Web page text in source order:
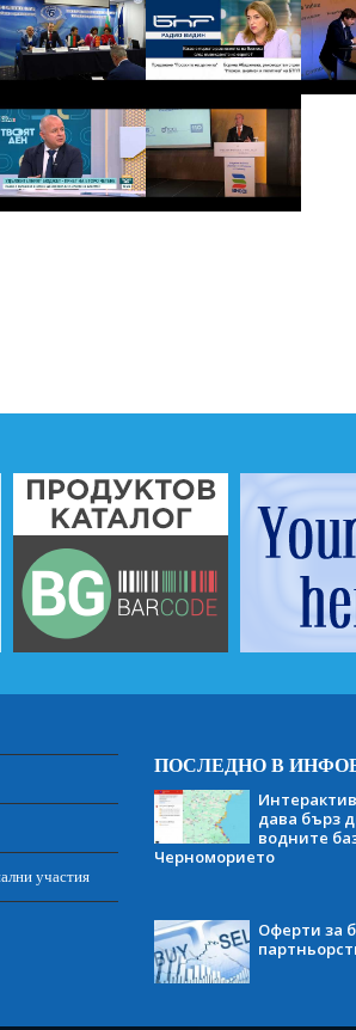
участия
ПОСЛЕДНО В
дава бърз
водните
Черноморието
Оферти за